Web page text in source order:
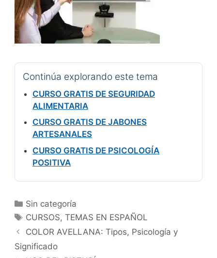
Continúa explorando este tema
CURSO GRATIS DE SEGURIDAD
ALIMENTARIA
CURSO GRATIS DE JABONES
ARTESANALES
CURSO GRATIS DE PSICOLOGÍA
POSITIVA
Categorías
Sin categoría
Etiquetas
CURSOS,TEMAS EN ESPAÑOL
COLOR AVELLANA: Tipos, Psicología y
Significado